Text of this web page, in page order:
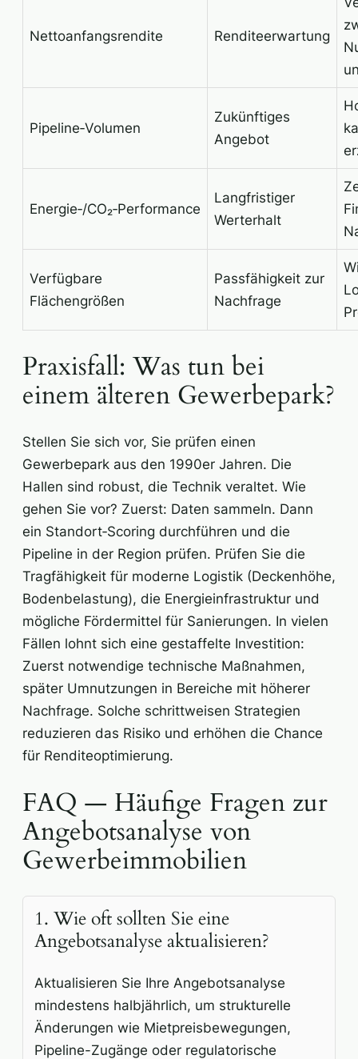
Nettoanfangsrendite Renditeerwartung
Pipeline‑Volumen
Zukünftiges
Angebot
Energie‑/CO₂‑Performance
Langfristiger
Werterhalt
Verfügbare
Flächengrößen
Passfähigkeit zur
Nachfrage
Praxisfall: Was tun bei
einem älteren Gewerbepark?
Stellen Sie sich vor, Sie prüfen einen
Gewerbepark aus den 1990er Jahren. Die
Hallen sind robust, die Technik veraltet. Wie
gehen Sie vor? Zuerst: Daten sammeln. Dann
ein Standort‑Scoring durchführen und die
Pipeline in der Region prüfen. Prüfen Sie die
Tragfähigkeit für moderne Logistik (Deckenhöhe,
Bodenbelastung), die Energieinfrastruktur und
mögliche Fördermittel für Sanierungen. In vielen
Fällen lohnt sich eine gestaffelte Investition:
Zuerst notwendige technische Maßnahmen,
später Umnutzungen in Bereiche mit höherer
Nachfrage. Solche schrittweisen Strategien
reduzieren das Risiko und erhöhen die Chance
für Renditeoptimierung.
FAQ — Häufige Fragen zur
Angebotsanalyse von
Gewerbeimmobilien
1. Wie oft sollten Sie eine
Angebotsanalyse aktualisieren?
Aktualisieren Sie Ihre Angebotsanalyse
mindestens halbjährlich, um strukturelle
Änderungen wie Mietpreisbewegungen,
Pipeline-Zugänge oder regulatorische